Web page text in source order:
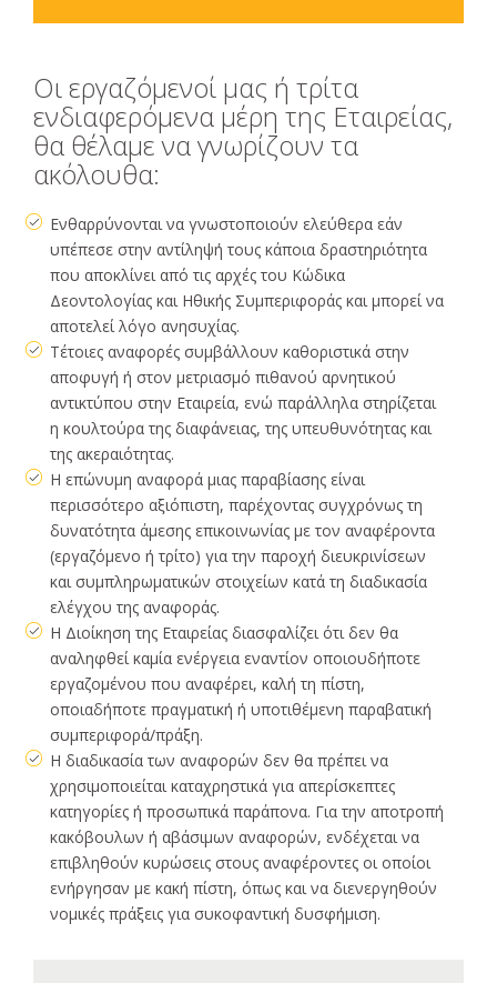
Οι εργαζόμενοί μας ή τρίτα
ενδιαφερόμενα μέρη της Εταιρείας,
θα θέλαμε να γνωρίζουν τα
ακόλουθα:
Ενθαρρύνονται να γνωστοποιούν ελεύθερα εάν
υπέπεσε στην αντίληψή τους κάποια δραστηριότητα
που αποκλίνει από τις αρχές του Κώδικα
Δεοντολογίας και Ηθικής Συμπεριφοράς και μπορεί να
αποτελεί λόγο ανησυχίας.
Τέτοιες αναφορές συμβάλλουν καθοριστικά στην
αποφυγή ή στον μετριασμό πιθανού αρνητικού
αντικτύπου στην Εταιρεία, ενώ παράλληλα στηρίζεται
η κουλτούρα της διαφάνειας, της υπευθυνότητας και
της ακεραιότητας.
Η επώνυμη αναφορά μιας παραβίασης είναι
περισσότερο αξιόπιστη, παρέχοντας συγχρόνως τη
δυνατότητα άμεσης επικοινωνίας με τον αναφέροντα
(εργαζόμενο ή τρίτο) για την παροχή διευκρινίσεων
και συμπληρωματικών στοιχείων κατά τη διαδικασία
ελέγχου της αναφοράς.
Η Διοίκηση της Εταιρείας διασφαλίζει ότι δεν θα
αναληφθεί καμία ενέργεια εναντίον οποιουδήποτε
εργαζομένου που αναφέρει, καλή τη πίστη,
οποιαδήποτε πραγματική ή υποτιθέμενη παραβατική
συμπεριφορά/πράξη.
Η διαδικασία των αναφορών δεν θα πρέπει να
χρησιμοποιείται καταχρηστικά για απερίσκεπτες
κατηγορίες ή προσωπικά παράπονα. Για την αποτροπή
κακόβουλων ή αβάσιμων αναφορών, ενδέχεται να
επιβληθούν κυρώσεις στους αναφέροντες οι οποίοι
ενήργησαν με κακή πίστη, όπως και να διενεργηθούν
νομικές πράξεις για συκοφαντική δυσφήμιση.